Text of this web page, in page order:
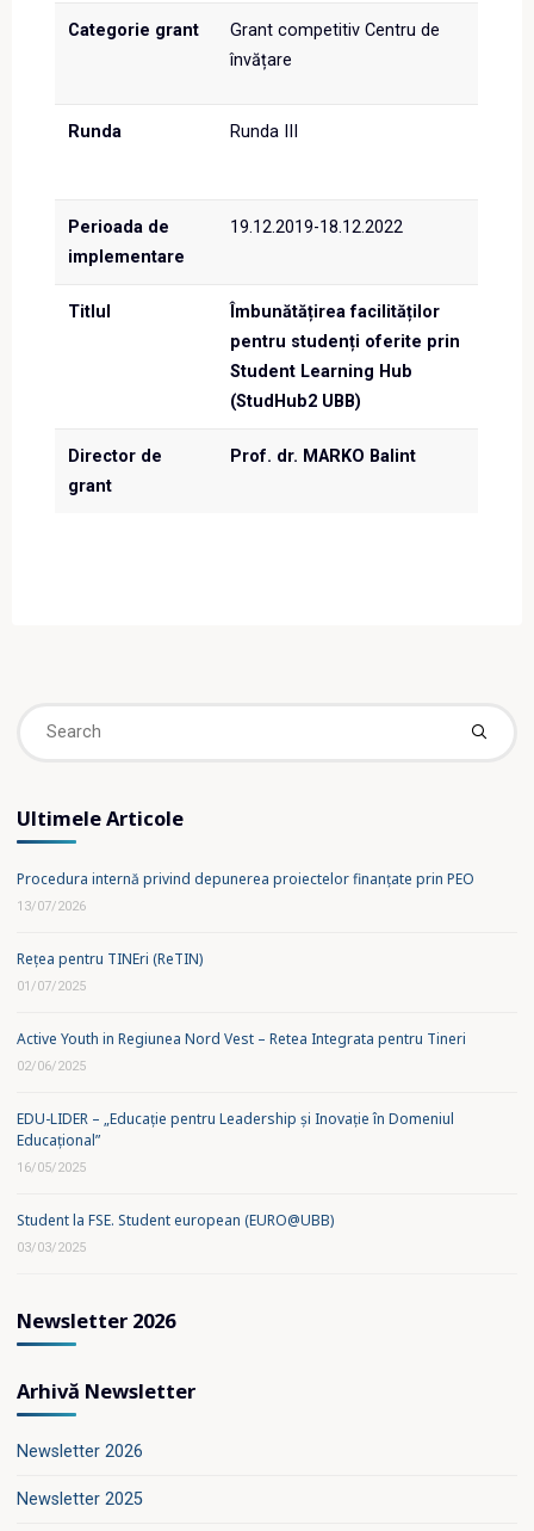
Categorie grant
Grant competitiv Centru de
învățare
Runda Runda III
Perioada de
implementare
19.12.2019-18.12.2022
Titlul
Îmbunătățirea facilităților
pentru studenți oferite prin
Student Learning Hub
(StudHub2 UBB)
Director de
grant
Prof. dr. MARKO Balint
Ultimele Articole
Procedura internă privind depunerea proiectelor finanțate prin PEO
13/07/2026
Rețea pentru TINEri (ReTIN)
01/07/2025
Active Youth in Regiunea Nord Vest – Retea Integrata pentru Tineri
02/06/2025
EDU-LIDER – „Educație pentru Leadership și Inovație în Domeniul
Educațional”
16/05/2025
Student la FSE. Student european (EURO@UBB)
03/03/2025
Newsletter 2026
Arhivă Newsletter
Newsletter 2026
Newsletter 2025